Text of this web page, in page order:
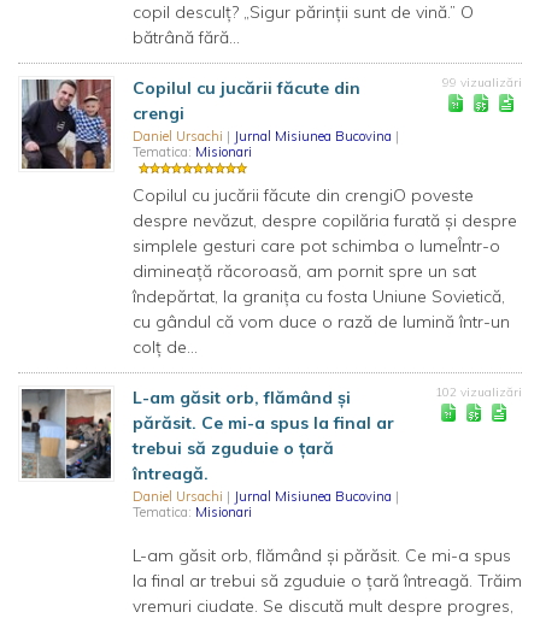
copil desculț? „Sigur părinții sunt de vină.” O
bătrână fără...
Copilul cu jucării făcute din
crengi
Daniel Ursachi | Jurnal Misiunea Bucovina |
Tematica: Misionari
99 vizualizări
Copilul cu jucării făcute din crengiO poveste
despre nevăzut, despre copilăria furată și despre
simplele gesturi care pot schimba o lumeÎntr-o
dimineață răcoroasă, am pornit spre un sat
îndepărtat, la granița cu fosta Uniune Sovietică,
cu gândul că vom duce o rază de lumină într-un
colț de...
L-am găsit orb, flămând și
părăsit. Ce mi-a spus la final ar
trebui să zguduie o țară
întreagă.
Daniel Ursachi | Jurnal Misiunea Bucovina |
Tematica: Misionari
102 vizualizări
L-am găsit orb, flămând și părăsit. Ce mi-a spus
la final ar trebui să zguduie o țară întreagă. Trăim
vremuri ciudate. Se discută mult despre progres,